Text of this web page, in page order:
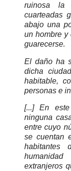
ruinosa la
cuarteadas
abajo una
un hombre y
guarecerse.
El daño ha
dicha
habitable,
personas e
[...]En este
ninguna
entre cuyo
se cuentan
habitantes
extranjeros